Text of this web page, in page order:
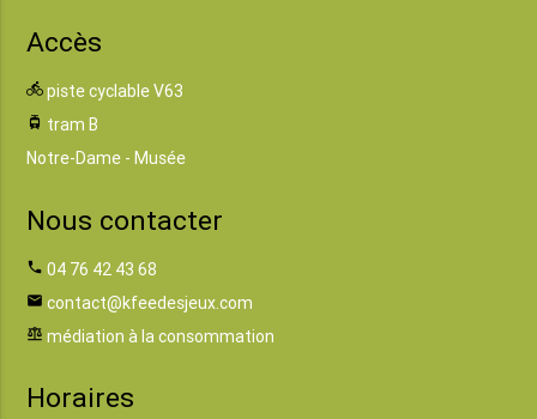
Accès
directions_bike piste cyclable V63
tram tram B
Notre-Dame - Musée
Nous contacter
phone 04 76 42 43 68
email contact@kfeedesjeux.com
balance médiation à la consommation
Horaires